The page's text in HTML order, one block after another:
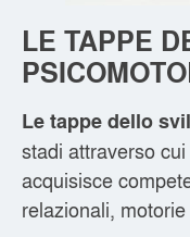
LE TAPPE
Le tappe dello
stadi attraverso
acquisisce
relazionali,